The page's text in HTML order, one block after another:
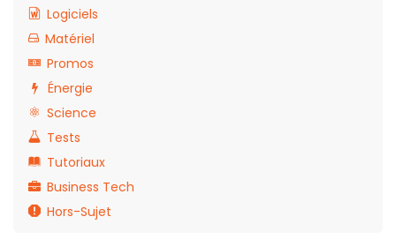
Logiciels
Matériel
Promos
Énergie
Science
Tests
Tutoriaux
Business Tech
Hors-Sujet